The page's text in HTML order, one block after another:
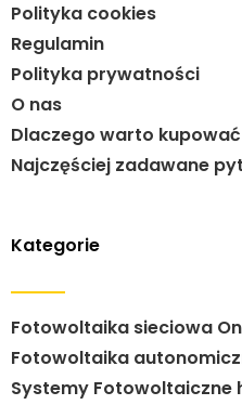
Polityka cookies
Regulamin
Polityka prywatności
O nas
Dlaczego warto
Najczęściej zadawane
Kategorie
Fotowoltaika sieciowa
Fotowoltaika
Systemy Fotowoltaiczne